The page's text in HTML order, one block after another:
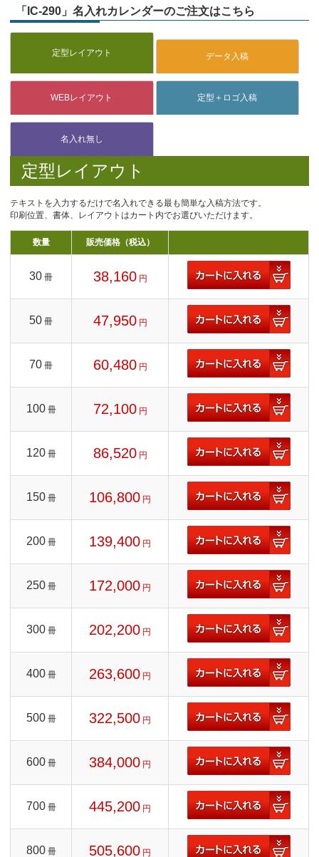
「IC-290」名入れカレンダーのご注文はこちら
定型レイアウト
テキストを入力するだけで名入れできる最も簡単な入稿方法です。
印刷位置、書体、レイアウトはカート内でお選びいただけます。
数量 販売価格（税込）
30 冊 38,160 円
50 冊 47,950 円
70 冊 60,480 円
100 冊 72,100 円
120 冊 86,520 円
150 冊 106,800 円
200 冊 139,400 円
250 冊 172,000 円
300 冊 202,200 円
400 冊 263,600 円
500 冊 322,500 円
600 冊 384,000 円
700 冊 445,200 円
800 冊 505,600 円